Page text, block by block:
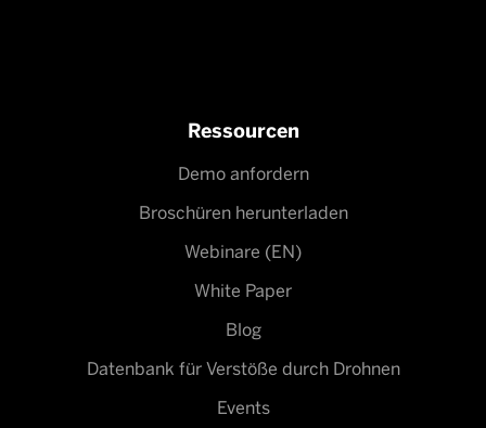
Ressourcen
Demo anfordern
Broschüren herunterladen
Webinare (EN)
White Paper
Blog
Datenbank für Verstöße durch Drohnen
Events